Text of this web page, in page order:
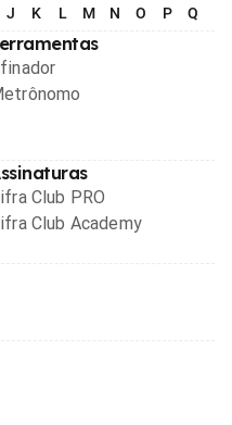
J K L M N O P Q
Club PRO
Club Academy